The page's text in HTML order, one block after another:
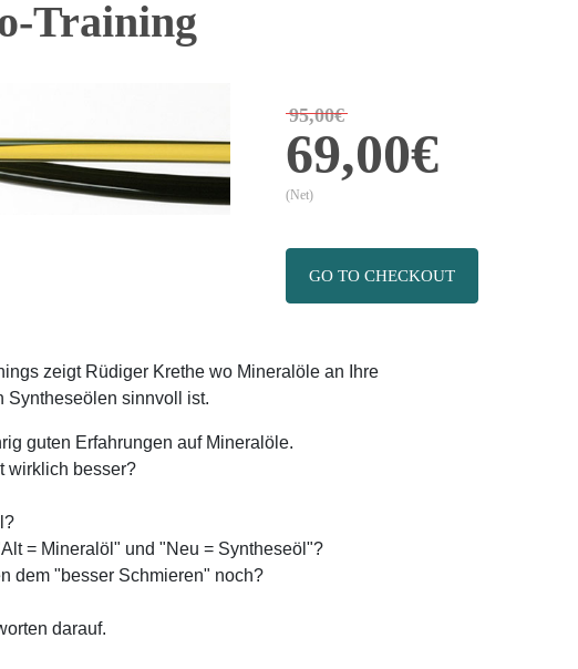
Training
95,00€
69,00€
(Net)
GO TO CHECKOUT
zeigt Rüdiger Krethe wo Mineralöle an Ihre
Syntheseölen sinnvoll ist.
guten Erfahrungen auf Mineralöle.
wirklich besser?
= Mineralöl" und "Neu = Syntheseöl"?
dem "besser Schmieren" noch?
darauf.